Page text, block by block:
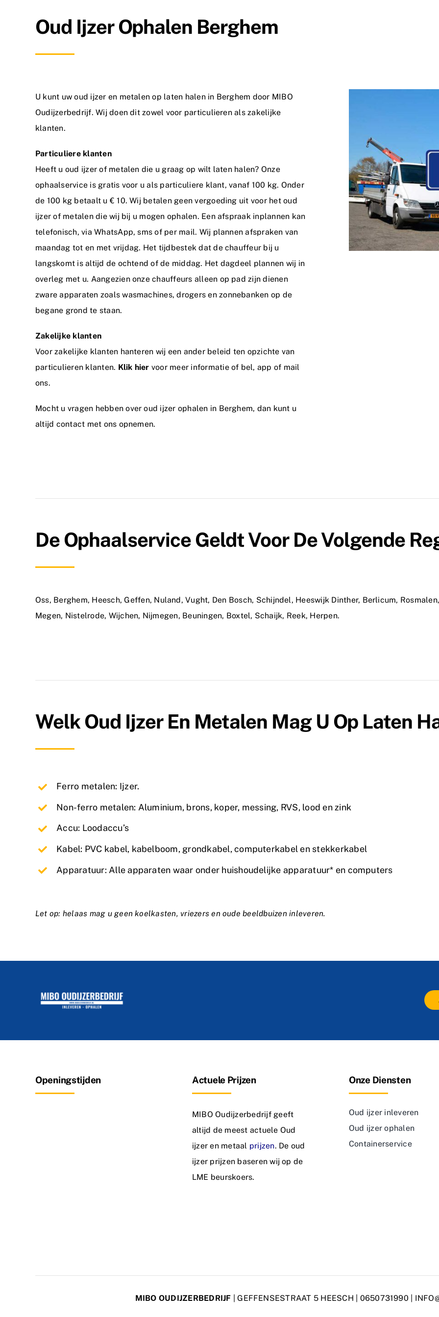
Oud Ijzer Ophalen Berghem
U kunt uw oud ijzer en metalen op laten halen in Berghem door MIBO
Oudijzerbedrijf. Wij doen dit zowel voor particulieren als zakelijke
klanten.
Particuliere klanten
Heeft u oud ijzer of metalen die u graag op wilt laten halen? Onze
ophaalservice is gratis voor u als particuliere klant, vanaf 100 kg. Onder
de 100 kg betaalt u € 10. Wij betalen geen vergoeding uit voor het oud
ijzer of metalen die wij bij u mogen ophalen. Een afspraak inplannen kan
telefonisch, via WhatsApp, sms of per mail. Wij plannen afspraken van
maandag tot en met vrijdag. Het tijdbestek dat de chauffeur bij u
langskomt is altijd de ochtend of de middag. Het dagdeel plannen wij in
overleg met u. Aangezien onze chauffeurs alleen op pad zijn dienen
zware apparaten zoals wasmachines, drogers en zonnebanken op de
begane grond te staan.
Zakelijke klanten
Voor zakelijke klanten hanteren wij een ander beleid ten opzichte van
particulieren klanten. Klik hier voor meer informatie of bel, app of mail
ons.
Mocht u vragen hebben over oud ijzer ophalen in Berghem, dan kunt u
altijd contact met ons opnemen.
De Ophaalservice Geldt Voor De Volgende
Oss, Berghem, Heesch,Geffen, Nuland,Vught, Den Bosch, Schijndel, Heeswijk Dinther, Berlicum, Rosmalen,
Megen, Nistelrode, Wijchen, Nijmegen, Beuningen, Boxtel, Schaijk, Reek, Herpen.
Welk Oud Ijzer En Metalen Mag U Op Laten
Ferro metalen: Ijzer.
Non-ferro metalen: Aluminium, brons, koper, messing, RVS, lood en zink
Accu: Loodaccu’s
Kabel: PVC kabel, kabelboom, grondkabel, computerkabel en stekkerkabel
Apparatuur: Alle apparaten waar onder huishoudelijke apparatuur* en computers
Let op: helaas mag u geen koelkasten, vriezers en oude beeldbuizen inleveren.
Openingstijden Actuele Prijzen
MIBO Oudijzerbedrijf geeft
altijd de meest actuele Oud
ijzer en metaal prijzen. De oud
ijzer prijzen baseren wij op de
LME beurskoers.
Onze Diensten
Oud ijzer inleveren
Oud ijzer ophalen
Containerservice
MIBO OUDIJZERBEDRIJF | GEFFENSESTRAAT 5 HEESCH | 0650731990